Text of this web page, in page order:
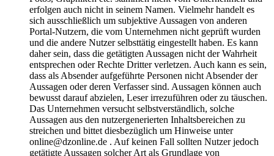
erfolgen auch nicht in seinem Namen. Vielmehr handelt es
sich ausschließlich um subjektive Aussagen von anderen
Portal-Nutzern, die vom Unternehmen nicht geprüft wurden
und die andere Nutzer selbsttätig eingestellt haben. Es kann
daher sein, dass die getätigten Aussagen nicht der Wahrheit
entsprechen oder Rechte Dritter verletzen. Auch kann es sein,
dass als Absender aufgeführte Personen nicht Absender der
Aussagen oder deren Verfasser sind. Aussagen können auch
bewusst darauf abzielen, Leser irrezuführen oder zu täuschen.
Das Unternehmen versucht selbstverständlich, solche
Aussagen aus den nutzergenerierten Inhaltsbereichen zu
streichen und bittet diesbezüglich um Hinweise unter
online@dzonline.de . Auf keinen Fall sollten Nutzer jedoch
getätigte Aussagen solcher Art als Grundlage von